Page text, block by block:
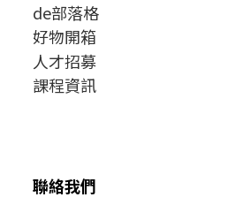
de部落格
好物開箱
人才招募
課程資訊
聯絡我們